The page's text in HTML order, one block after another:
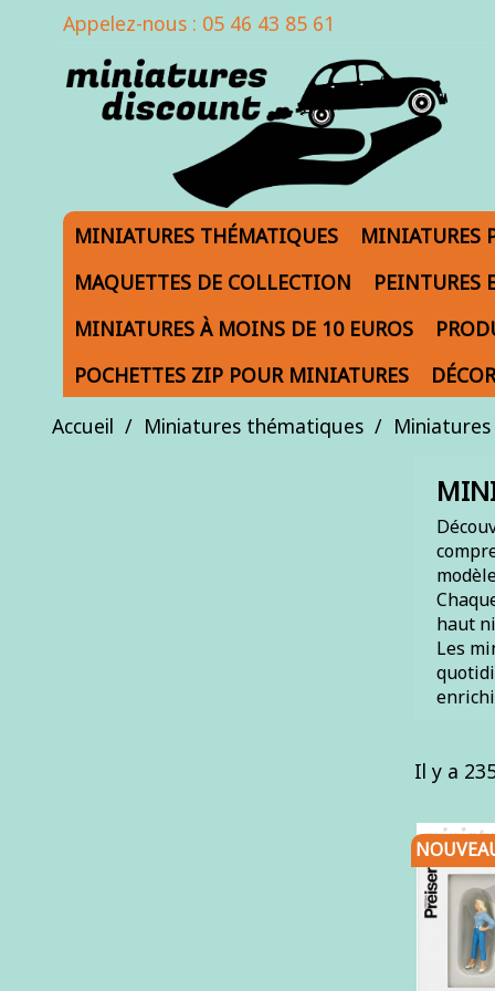
Appelez-nous : 05 46 43 85 61
MINIATURES THÉMATIQUES MINIATURES
MAQUETTES DE COLLECTION
PEINTURES
MINIATURES À MOINS DE 10 EUROS
POCHETTES ZIP POUR MINIATURES
Accueil
Miniatures thématiques
haut
Les
Il y a